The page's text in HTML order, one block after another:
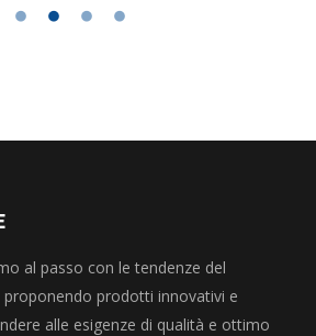
al passo con le tendenze del
proponendo prodotti innovativi e
alle esigenze di qualità e ottimo